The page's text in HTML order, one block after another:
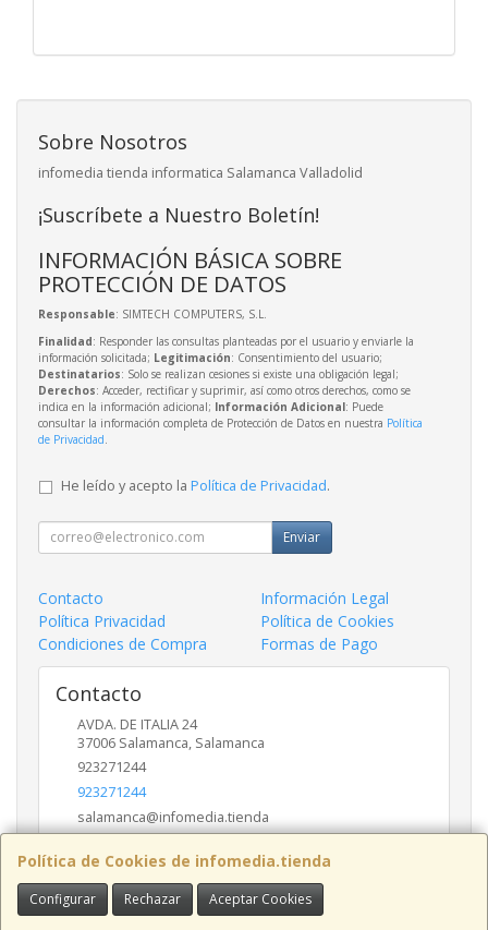
Política de Cookies de infomedia.tienda
Configurar Rechazar Aceptar Cookies
Sobre Nosotros
infomedia tienda informatica Salamanca Valladolid
¡Suscríbete a Nuestro Boletín!
INFORMACIÓN BÁSICA SOBRE
PROTECCIÓN DE DATOS
Responsable: SIMTECH COMPUTERS, S.L.
Finalidad: Responder las consultas planteadas por el usuario y enviarle la
información solicitada; Legitimación: Consentimiento del usuario;
Destinatarios: Solo se realizan cesiones si existe una obligación legal;
Derechos: Acceder, rectificar y suprimir, así como otros derechos, como se
indica en la información adicional; Información Adicional: Puede
consultar la información completa de Protección de Datos en nuestra Política
de Privacidad
He leído y acepto la Política de Privacidad.
Enviar
Contacto
Información Legal
Política Privacidad
Política de Cookies
Condiciones de Compra
Formas de Pago
Contacto
AVDA. DE ITALIA 24
37006 Salamanca, Salamanca
923271244
923271244
salamanca@infomedia.tienda
Horario
11 a 14 y de 17 a 20